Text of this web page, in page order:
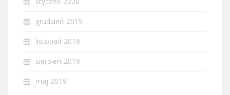
grudzień 2019
listopad 2019
sierpień 2019
maj 2019